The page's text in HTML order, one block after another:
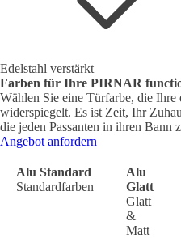
Edelstahl verstärkt
Farben für Ihre PIRNAR
Wählen Sie eine Türfarbe, die
widerspiegelt. Es ist Zeit, Ihr
die jeden Passanten in ihren Bann
Angebot anfordern
Alu Standard
Standardfarben
Alu
Glatt
Glatt
&
Matt